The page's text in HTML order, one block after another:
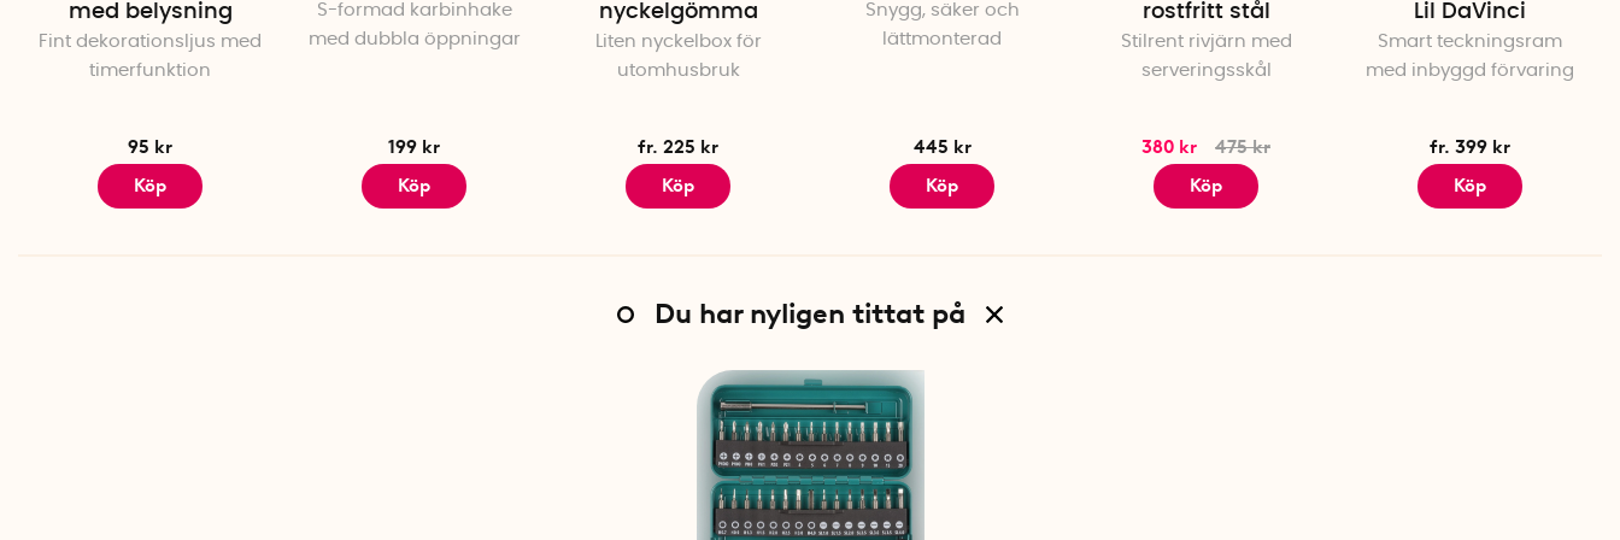
med belysning
Fint dekorationsljus med
timerfunktion
95 kr
Köp
S-formad karbinhake
med dubbla öppningar
199 kr
Köp
nyckelgömma
Liten nyckelbox för
utomhusbruk
fr. 225 kr
Köp
Snygg, säker och
lättmonterad
445 kr
Köp
rostfritt stål
Stilrent rivjärn med
serveringsskål
380 kr
475 kr
Köp
Lil DaVinci
Smart teckningsram
med inbyggd förvaring
fr. 399 kr
Köp
Du har nyligen tittat på